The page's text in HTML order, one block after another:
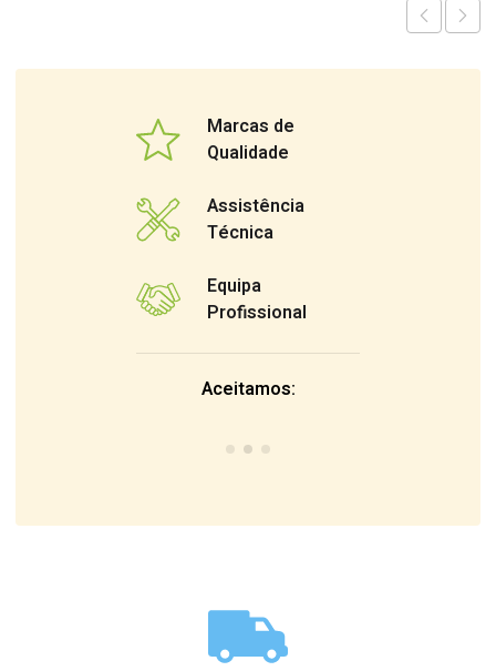
Marcas de
Qualidade
Assistência
Técnica
Equipa
Profissional
Aceitamos: